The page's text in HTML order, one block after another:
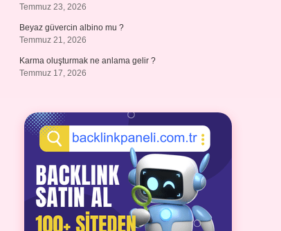
Temmuz 23, 2026
Beyaz güvercin albino mu ?
Temmuz 21, 2026
Karma oluşturmak ne anlama gelir ?
Temmuz 17, 2026